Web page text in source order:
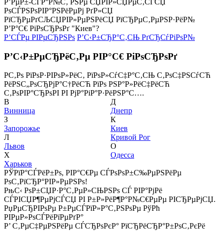
Р’РµР±-СЃР°Р№С‚ РЅРµ СЏРІР»СЏРµС‚СЃСЏ
РѕСЃРЅРѕРІР°РЅРёРµРј РґР»СЏ
РїСЂРµРґСЉСЏРІР»РµРЅРёСЏ РїСЂРµС‚РµРЅР·РёР№
Р’Р°С€ РіРѕСЂРѕРґ "Киев"?
Р’СЃРµ РІРµСЂРЅРѕ Р’С‹Р±СЂР°С‚СЊ РґСЂСѓРіРѕР№
Р’С‹Р±РµСЂРёС‚Рµ РІР°С€ РіРѕСЂРѕРґ
Р­С‚Рѕ РїРѕР·РІРѕР»РёС‚ РїРѕР»СѓС‡Р°С‚СЊ С‚РѕС‡РЅСѓСЋ
РёРЅС„РѕСЂРјР°С†РёСЋ РїРѕ РЅР°Р»РёС‡РёСЋ
С‚РѕРІР°СЂРѕРІ РІ РјР°РіР°Р·РёРЅР°С….
В
Винница
З
Запорожье
Л
Львов
Х
Харьков
Д
Днепр
К
Киев
Кривой Рог
О
Одесса
РЎРїР°СЃРёР±Рѕ, РІР°С€Рµ СЃРѕРѕР±С‰РµРЅРёРµ
РѕС‚РїСЂР°РІР»РµРЅРѕ!
РњС‹ РѕР±СЏР·Р°С‚РµР»СЊРЅРѕ СЃ РІР°РјРё
СЃРІСЏР¶РµРјСЃСЏ РІ Р±Р»РёР¶Р°Р№С€РµРµ РІСЂРµРјСЏ.
РџРµСЂРІРѕРµ Р±РµСЃРїР»Р°С‚РЅРѕРµ РўРћ
РІРµР»РѕСЃРёРїРµРґР°
Р’ С‚РµС‡РµРЅРёРµ СЃСЂРѕРєР° РїСЂРёСЂР°Р±РѕС‚РєРё